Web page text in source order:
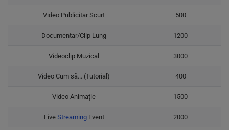
Video Publicitar Scurt 500
Documentar/Clip Lung 1200
Videoclip Muzical 3000
Video Cum să... (Tutorial) 400
Video Animație 1500
Live StreamingEvent 2000